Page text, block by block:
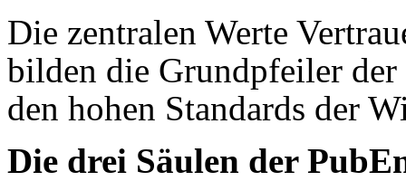
Die zentralen Werte
bilden die Grundpfeiler
den hohen Standards der
Die drei Säulen der